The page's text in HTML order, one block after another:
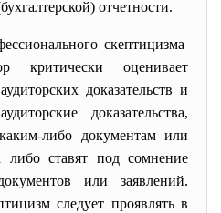
отчетности.
скептицизма
критически оценивает
доказательств и
доказательства,
либо документам или
либо ставят под сомнение
или заявлений.
следует проявлять в